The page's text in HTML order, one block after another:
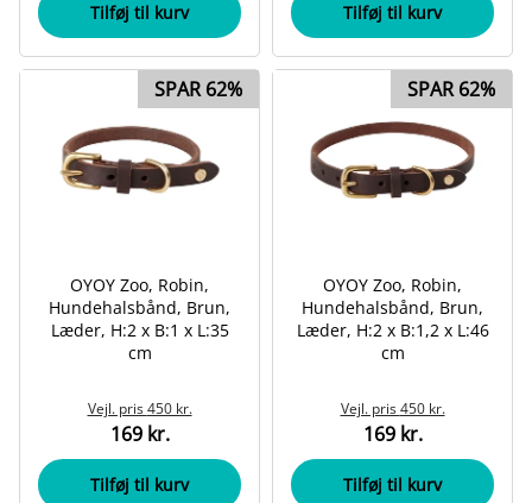
Tilføj til kurv Tilføj til kurv
SPAR 62%
OYOY Zoo, Robin,
Hundehalsbånd, Brun,
Læder, H:2 x B:1 x L:35
cm
Vejl. pris450 kr.
169 kr.
Tilføj til kurv
SPAR 62%
OYOY Zoo, Robin,
Hundehalsbånd, Brun,
Læder, H:2 x B:1,2 x L:46
cm
Vejl. pris450 kr.
169 kr.
Tilføj til kurv